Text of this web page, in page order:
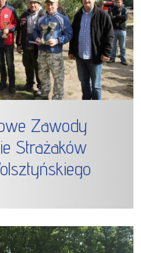
Zawody
Strażaków